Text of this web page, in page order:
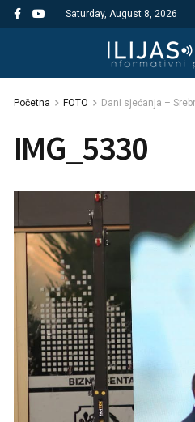
Saturday, August 8, 2026
Početna FOTO Dani sjećanja –
IMG_5330